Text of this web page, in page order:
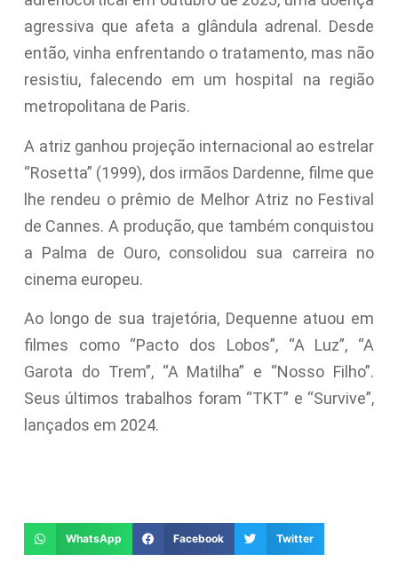
agressiva que afeta a glândula adrenal. Desde
então, vinha enfrentando o tratamento, mas não
resistiu, falecendo em um hospital na região
metropolitana de Paris.
A atriz ganhou projeção internacional ao estrelar
“Rosetta” (1999), dos irmãos Dardenne, filme que
lhe rendeu o prêmio de Melhor Atriz no Festival
de Cannes. A produção, que também conquistou
a Palma de Ouro, consolidou sua carreira no
cinema europeu.
Ao longo de sua trajetória, Dequenne atuou em
filmes como “Pacto dos Lobos”, “A Luz”, “A
Garota do Trem”, “A Matilha” e “Nosso Filho”.
Seus últimos trabalhos foram “TKT” e “Survive”,
lançados em 2024.
WhatsApp Facebook Twitter